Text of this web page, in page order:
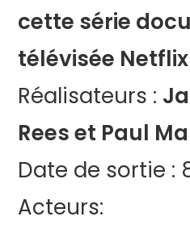
cette série
télévisée Netflix
Réalisateurs :
Rees et Paul
Date de sortie :
Acteurs: